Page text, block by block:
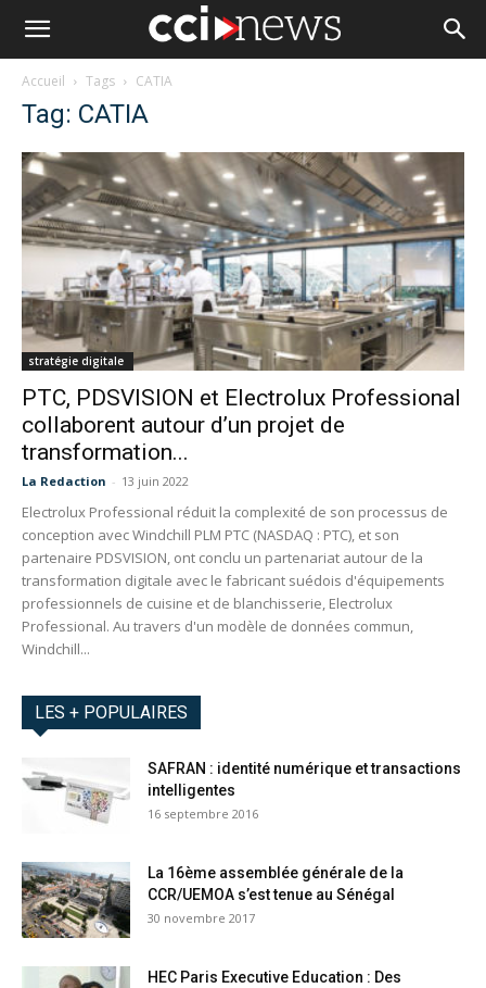
Accueil Tags CATIA
Tag: CATIA
stratégie digitale
PTC, PDSVISION et Electrolux Professional
collaborent autour d’un projet de
transformation...
La Redaction - 13 juin 2022
Electrolux Professional réduit la complexité de son processus de
conception avec Windchill PLM PTC (NASDAQ : PTC), et son
partenaire PDSVISION, ont conclu un partenariat autour de la
transformation digitale avec le fabricant suédois d'équipements
professionnels de cuisine et de blanchisserie, Electrolux
Professional. Au travers d'un modèle de données commun,
Windchill...
LES + POPULAIRES
SAFRAN : identité numérique et transactions
intelligentes
16 septembre 2016
La 16ème assemblée générale de la
CCR/UEMOA s’est tenue au Sénégal
30 novembre 2017
HEC Paris Executive Education : Des